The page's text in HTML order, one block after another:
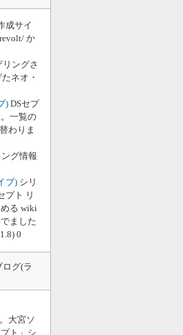
成サイ
か
リングさ
ネオ・
) DSセプ
一覧の
わりま
グ情報
ブ) シリ
プト リ
る wiki
ました
0
グ(ラ
大宮ソ
ト」シ